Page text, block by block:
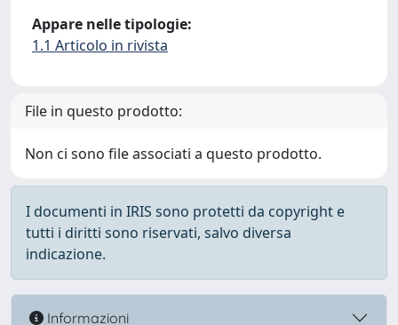
Appare nelle tipologie:
1.1 Articolo in rivista
File in questo prodotto:
Non ci sono file associati a questo prodotto.
I documenti in IRIS sono protetti da copyright e
tutti i diritti sono riservati, salvo diversa
indicazione.
Informazioni